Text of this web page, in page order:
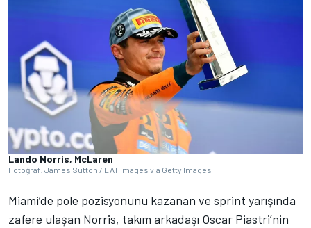
Lando Norris, McLaren
Fotoğraf: James Sutton / LAT Images via Getty Images
Miami’de pole pozisyonunu kazanan ve sprint yarışında
zafere ulaşan Norris, takım arkadaşı Oscar Piastri’nin